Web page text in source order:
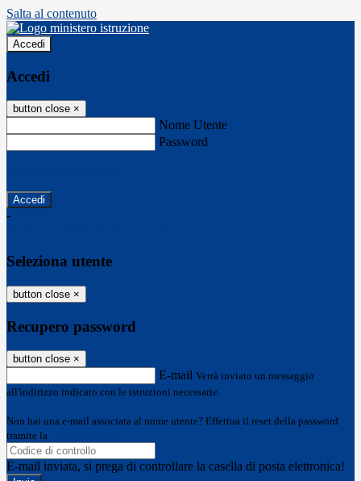
Salta al contenuto
Accedi
Accedi
button close ×
Nome Utente
Password
-
Seleziona utente
button close ×
Recupero password
button close ×
E-mail Verrà inviato un messaggio
all'indirizzo indicato con le istruzioni necessarie.
Non hai una e-mail associata al nome utente? Effettua il reset della password
tramite la
E-mail inviata, si prega di controllare la casella di posta elettronica!